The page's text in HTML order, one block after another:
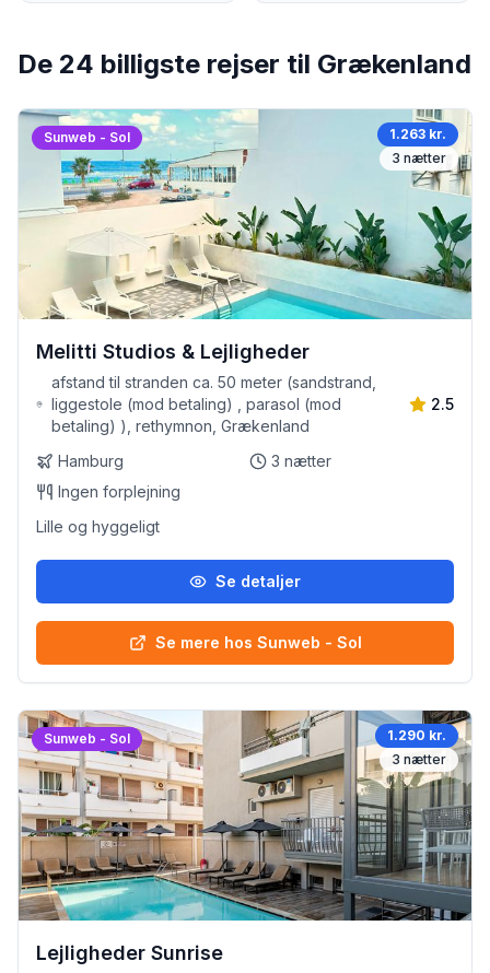
De 24 billigste rejser til Grækenland
Sunweb - Sol
1.263 kr.
3 nætter
Melitti Studios & Lejligheder
afstand til stranden ca. 50 meter (sandstrand,
liggestole (mod betaling) , parasol (mod
betaling) ), rethymnon, Grækenland
2.5
Hamburg 3 nætter
Ingen forplejning
Lille og hyggeligt
Se detaljer
Se mere hos Sunweb - Sol
Sunweb - Sol
1.290 kr.
3 nætter
Lejligheder Sunrise